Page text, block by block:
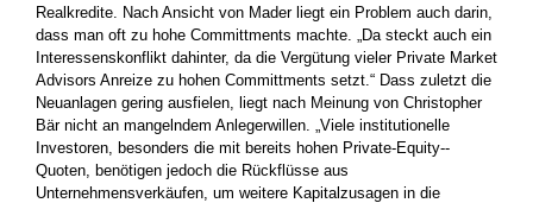
Realkredite. Nach Ansicht von Mader liegt ein Problem auch darin,
dass man oft zu hohe Committments machte. „Da steckt auch ein
Interessenskonflikt dahinter, da die Vergütung vieler Private Market
Advisors Anreize zu hohen Committments setzt.“ Dass zuletzt die
Neuanlagen gering ausfielen, liegt nach Meinung von Christopher
Bär nicht an mangelndem Anlegerwillen. „Viele ­institutionelle
Investoren, besonders die mit bereits hohen Private-Equity-­
Quoten, benötigen jedoch die Rückflüsse aus
Unternehmensverkäufen, um weitere Kapitalzusagen in die